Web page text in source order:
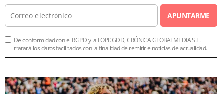
APUNTARME
De conformidad con el RGPD y la LOPDGDD, CRÓNICA GLOBALMEDIA S.L.
tratará los datos facilitados con la finalidad de remitirle noticias de actualidad.